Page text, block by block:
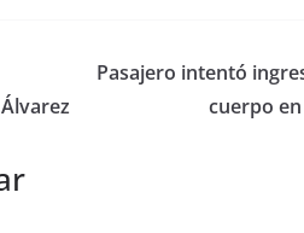
Pasajero intentó
cuerpo